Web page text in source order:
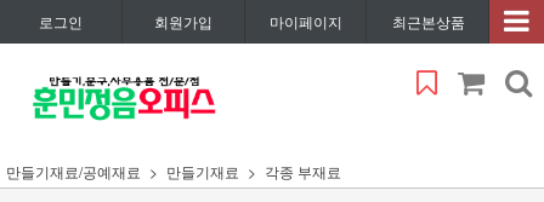
로그인 회원가입 마이페이지 최근본상품
만들기재료/공예재료 만들기재료 각종 부재료